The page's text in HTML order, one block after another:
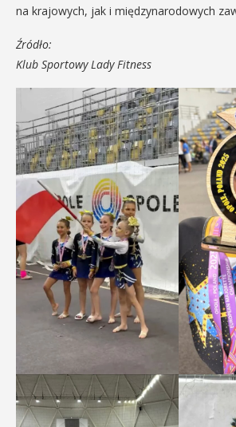
na krajowych, jak i międzynarodowych
Źródło:
Klub Sportowy Lady Fitness